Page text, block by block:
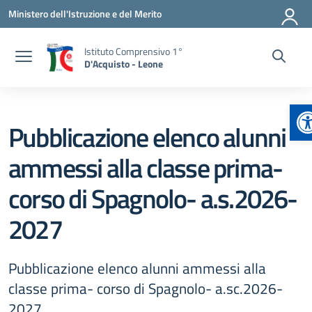
Vai ai contenuti
Vai al menu di navigazione
Vai al footer
Ministero dell'Istruzione e del Merito
Istituto Comprensivo 1°
D'Acquisto - Leone
Pubblicazione elenco alunni
ammessi alla classe prima-
corso di Spagnolo- a.s.2026-
2027
Pubblicazione elenco alunni ammessi alla
classe prima- corso di Spagnolo- a.sc.2026-